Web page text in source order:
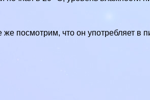
же посмотрим, что он употрeбляет в